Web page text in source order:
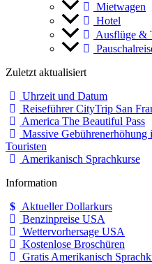
Mietwagen
Hotel
Ausflüge &
Zuletzt aktualisiert
Uhrzeit und Datum
Reiseführer CityTrip San
America The Beautiful Pass
Massive
Touristen
Amerikanisch Sprachkurse
Information
Aktueller Dollarkurs
Benzinpreise USA
Wettervorhersage USA
Kostenlose Broschüren
Gratis Amerikanisch